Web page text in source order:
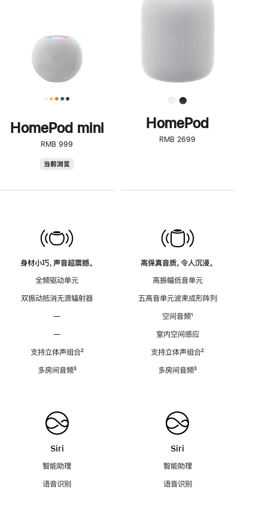
HomePod mini
RMB 999
当前浏览
身材小巧，声音超震撼。
全频驱动单元
双振动抵消无源辐射器
—
—
支持立体声组合脚
²
多房间音频脚
³
Siri
智能助理
语音识别
了
解
HomePod<
HomePod
RMB 2699
高保真音质，令人沉浸。
高振幅低音单元
五高音单元波束成形阵列
空间音频脚
¹
室内空间感应
支持立体声组合脚
²
多房间音频脚
³
Siri
智能助理
语音识别